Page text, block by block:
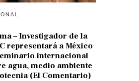
– Investigador de la
representará a México
internacional
agua, medio ambiente
(El Comentario)